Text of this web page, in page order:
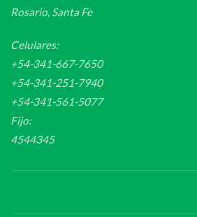
Rosario, Santa Fe
Celulares:
+54-341-667-7650
+54-341-251-7940
+54-341-561-5077
Fijo:
4544345